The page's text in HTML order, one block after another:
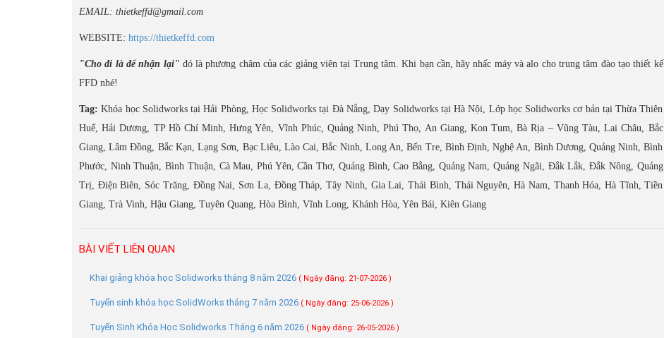
EMAIL: thietkeffd@gmail.com
WEBSITE: https://thietkeffd.com
"Cho đi là để nhận lại" đó là phương châm của các giảng viên tại Trung tâm. Khi bạn cần, hãy nhấc máy và alo cho trung tâm đào tạo thiết kế
FFD nhé!
Tag: Khóa học Solidworks tại Hải Phòng, Học Solidworks tại Đà Nẵng, Dạy Solidworks tại Hà Nội, Lớp học Solidworks cơ bản tại Thừa Thiên
Huế, Hải Dương, TP Hồ Chí Minh, Hưng Yên, Vĩnh Phúc, Quảng Ninh, Phú Thọ, An Giang, Kon Tum, Bà Rịa – Vũng Tàu, Lai Châu, Bắc
Giang, Lâm Đồng, Bắc Kạn, Lạng Sơn, Bạc Liêu, Lào Cai, Bắc Ninh, Long An, Bến Tre, Bình Định, Nghệ An, Bình Dương, Quảng Ninh, Bình
Phước, Ninh Thuận, Bình Thuận, Cà Mau, Phú Yên, Cần Thơ, Quảng Bình, Cao Bằng, Quảng Nam, Quảng Ngãi, Đắk Lắk, Đắk Nông, Quảng
Trị, Điện Biên, Sóc Trăng, Đồng Nai, Sơn La, Đồng Tháp, Tây Ninh, Gia Lai, Thái Bình, Thái Nguyên, Hà Nam, Thanh Hóa, Hà Tĩnh, Tiền
Giang, Trà Vinh, Hậu Giang, Tuyên Quang, Hòa Bình, Vĩnh Long, Khánh Hòa, Yên Bái, Kiên Giang
BÀI VIẾT LIÊN QUAN
Khai giảng khóa học Solidworks tháng 8 năm 2026 ( Ngày đăng: 21-07-2026 )
Tuyển sinh khóa học SolidWorks tháng 7 năm 2026 ( Ngày đăng: 25-06-2026 )
Tuyển Sinh Khóa Học Solidworks Tháng 6 năm 2026 ( Ngày đăng: 26-05-2026 )